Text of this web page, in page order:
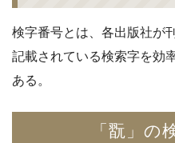
検字番号とは、各出版社が
記載されている検索字を効
ある。
「翫」の